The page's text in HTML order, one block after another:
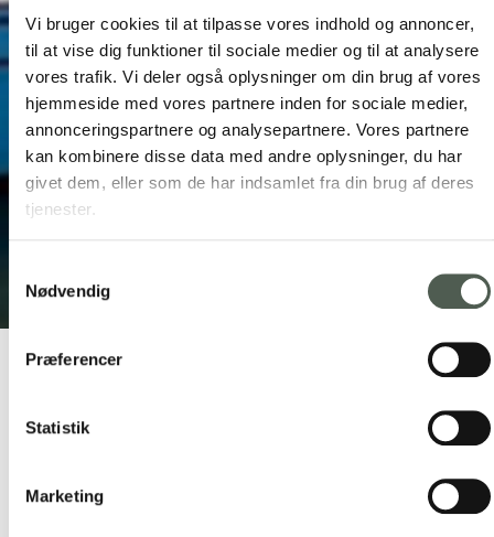
Vi bruger cookies til at tilpasse vores indhold og annoncer,
til at vise dig funktioner til sociale medier og til at analysere
vores trafik. Vi deler også oplysninger om din brug af vores
hjemmeside med vores partnere inden for sociale medier,
annonceringspartnere og analysepartnere. Vores partnere
kan kombinere disse data med andre oplysninger, du har
givet dem, eller som de har indsamlet fra din brug af deres
tjenester.
Nødvendig
Præferencer
Statistik
Marketing
16 timers fisketur med M/S Chimera – i Hvide Sande mandag